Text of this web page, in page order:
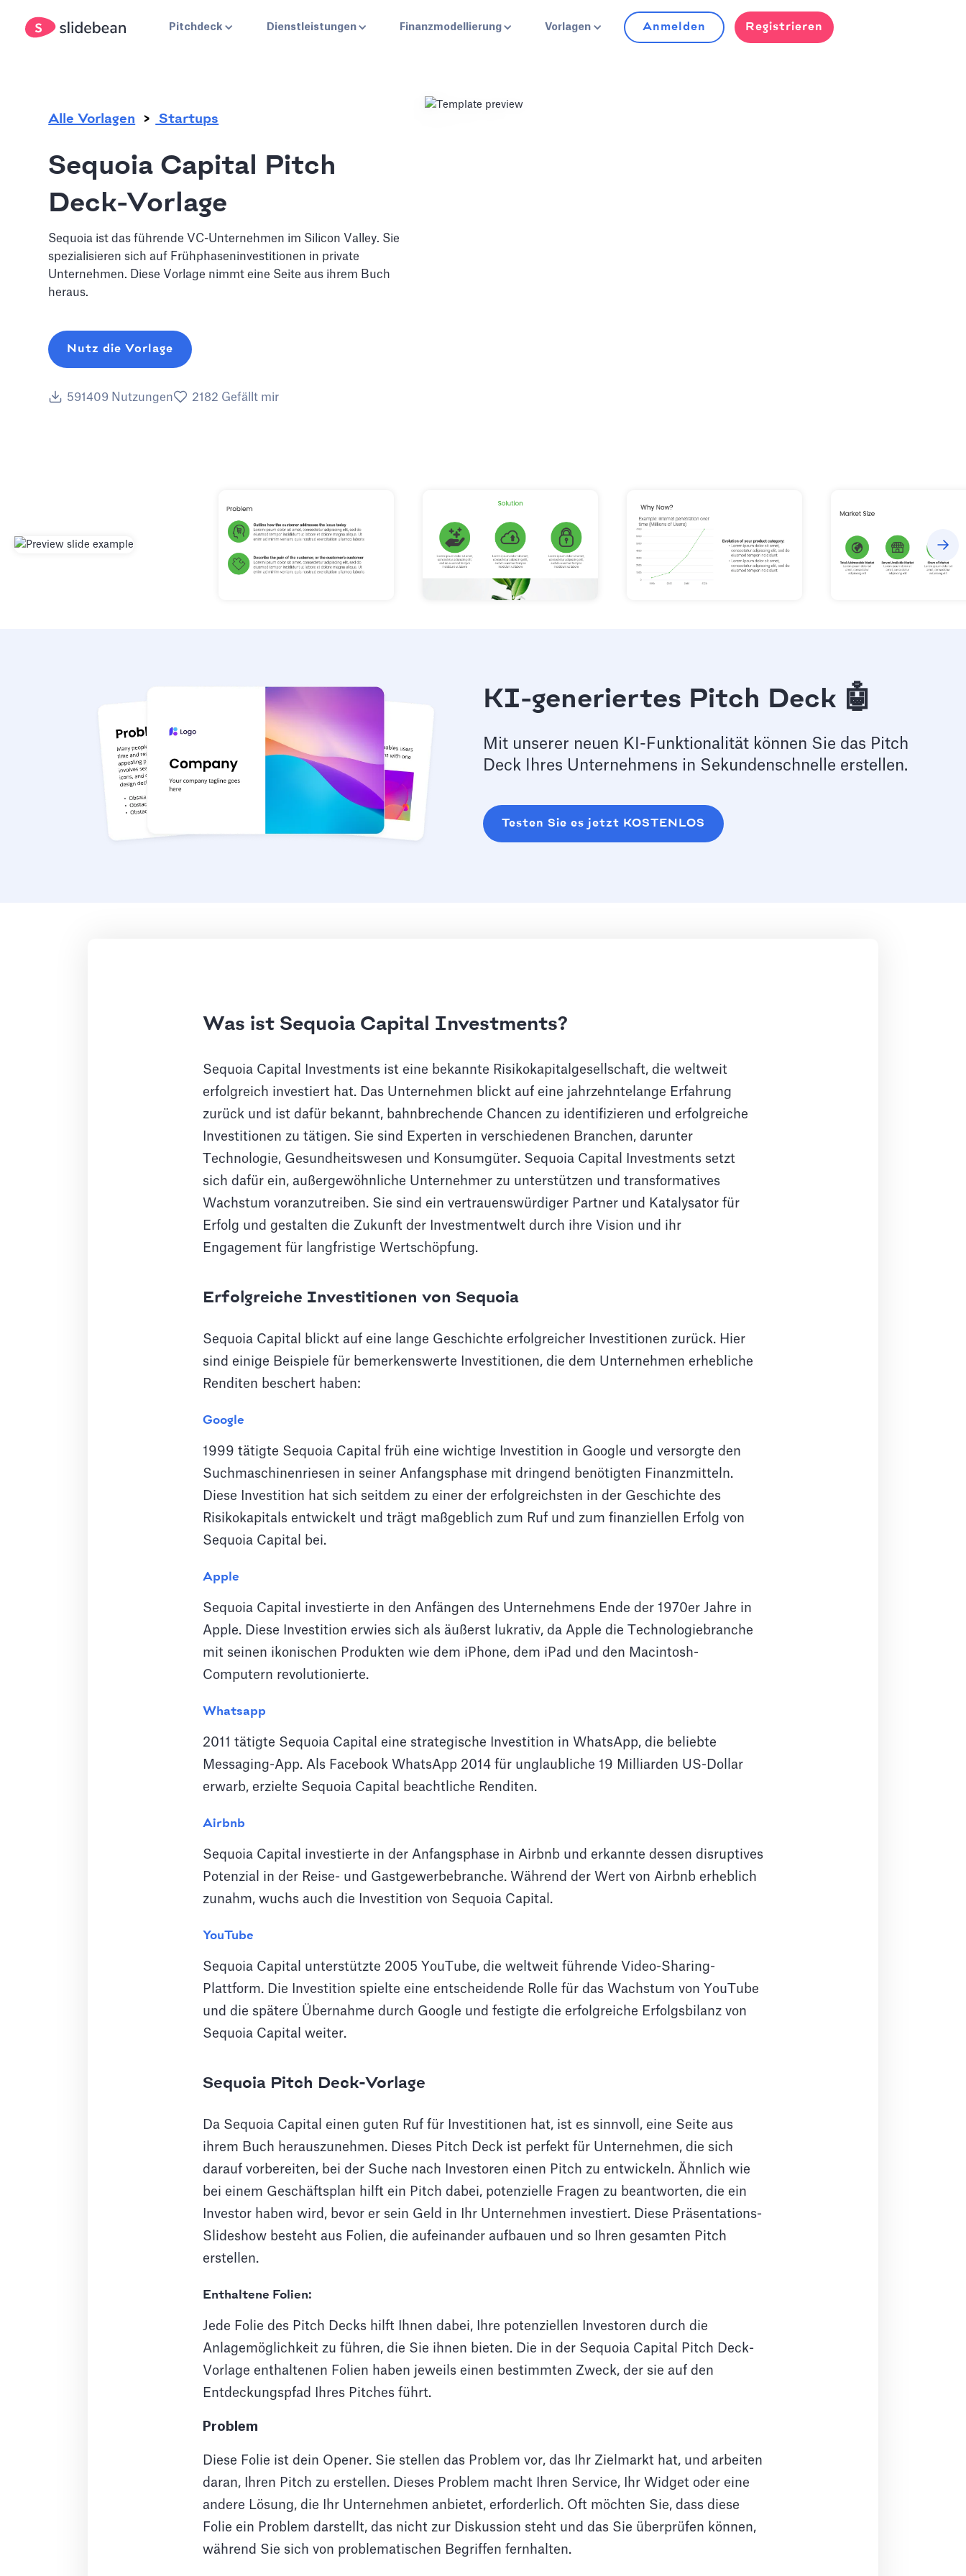
Pitchdeck Dienstleistungen Finanzmodellierung Vorlagen Anmelden Registrieren
Alle Vorlagen Startups
Sequoia Capital Pitch
Deck-Vorlage
Sequoia ist das führende VC-Unternehmen im Silicon Valley. Sie
spezialisieren sich auf Frühphaseninvestitionen in private
Unternehmen. Diese Vorlage nimmt eine Seite aus ihrem Buch
heraus.
Nutz die Vorlage
591409 Nutzungen 2182 Gefällt mir
KI-generiertes Pitch Deck 🤖
Mit unserer neuen KI-Funktionalität können Sie das Pitch
Deck Ihres Unternehmens in Sekundenschnelle erstellen.
Testen Sie es jetzt KOSTENLOS
Was ist Sequoia Capital Investments?
Sequoia Capital Investments ist eine bekannte Risikokapitalgesellschaft, die weltweit
erfolgreich investiert hat. Das Unternehmen blickt auf eine jahrzehntelange Erfahrung
zurück und ist dafür bekannt, bahnbrechende Chancen zu identifizieren und erfolgreiche
Investitionen zu tätigen. Sie sind Experten in verschiedenen Branchen, darunter
Technologie, Gesundheitswesen und Konsumgüter. Sequoia Capital Investments setzt
sich dafür ein, außergewöhnliche Unternehmer zu unterstützen und transformatives
Wachstum voranzutreiben. Sie sind ein vertrauenswürdiger Partner und Katalysator für
Erfolg und gestalten die Zukunft der Investmentwelt durch ihre Vision und ihr
Engagement für langfristige Wertschöpfung.
Erfolgreiche Investitionen von Sequoia
Sequoia Capital blickt auf eine lange Geschichte erfolgreicher Investitionen zurück. Hier
sind einige Beispiele für bemerkenswerte Investitionen, die dem Unternehmen erhebliche
Renditen beschert haben:
Google
1999 tätigte Sequoia Capital früh eine wichtige Investition in Google und versorgte den
Suchmaschinenriesen in seiner Anfangsphase mit dringend benötigten Finanzmitteln.
Diese Investition hat sich seitdem zu einer der erfolgreichsten in der Geschichte des
Risikokapitals entwickelt und trägt maßgeblich zum Ruf und zum finanziellen Erfolg von
Sequoia Capital bei.
Apple
Sequoia Capital investierte in den Anfängen des Unternehmens Ende der 1970er Jahre in
Apple. Diese Investition erwies sich als äußerst lukrativ, da Apple die Technologiebranche
mit seinen ikonischen Produkten wie dem iPhone, dem iPad und den Macintosh-
Computern revolutionierte.
Whatsapp
2011 tätigte Sequoia Capital eine strategische Investition in WhatsApp, die beliebte
Messaging-App. Als Facebook WhatsApp 2014 für unglaubliche 19 Milliarden US-Dollar
erwarb, erzielte Sequoia Capital beachtliche Renditen.
Airbnb
Sequoia Capital investierte in der Anfangsphase in Airbnb und erkannte dessen disruptives
Potenzial in der Reise- und Gastgewerbebranche. Während der Wert von Airbnb erheblich
zunahm, wuchs auch die Investition von Sequoia Capital.
YouTube
Sequoia Capital unterstützte 2005 YouTube, die weltweit führende Video-Sharing-
Plattform. Die Investition spielte eine entscheidende Rolle für das Wachstum von YouTube
und die spätere Übernahme durch Google und festigte die erfolgreiche Erfolgsbilanz von
Sequoia Capital weiter.
Sequoia Pitch Deck-Vorlage
Da Sequoia Capital einen guten Ruf für Investitionen hat, ist es sinnvoll, eine Seite aus
ihrem Buch herauszunehmen. Dieses Pitch Deck ist perfekt für Unternehmen, die sich
darauf vorbereiten, bei der Suche nach Investoren einen Pitch zu entwickeln. Ähnlich wie
bei einem Geschäftsplan hilft ein Pitch dabei, potenzielle Fragen zu beantworten, die ein
Investor haben wird, bevor er sein Geld in Ihr Unternehmen investiert. Diese Präsentations-
Slideshow besteht aus Folien, die aufeinander aufbauen und so Ihren gesamten Pitch
erstellen.
Enthaltene Folien:
Jede Folie des Pitch Decks hilft Ihnen dabei, Ihre potenziellen Investoren durch die
Anlagemöglichkeit zu führen, die Sie ihnen bieten. Die in der Sequoia Capital Pitch Deck-
Vorlage enthaltenen Folien haben jeweils einen bestimmten Zweck, der sie auf den
Entdeckungspfad Ihres Pitches führt.
Problem
Diese Folie ist dein Opener. Sie stellen das Problem vor, das Ihr Zielmarkt hat, und arbeiten
daran, Ihren Pitch zu erstellen. Dieses Problem macht Ihren Service, Ihr Widget oder eine
andere Lösung, die Ihr Unternehmen anbietet, erforderlich. Oft möchten Sie, dass diese
Folie ein Problem darstellt, das nicht zur Diskussion steht und das Sie überprüfen können,
während Sie sich von problematischen Begriffen fernhalten.